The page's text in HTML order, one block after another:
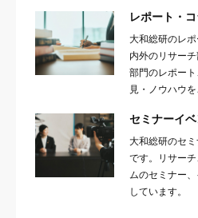
レポート・
大和総研のレ
内外のリサー
部門のレポー
見・ノウハウを
セミナーイベ
大和総研のセ
です。リサー
ムのセミナー
しています。